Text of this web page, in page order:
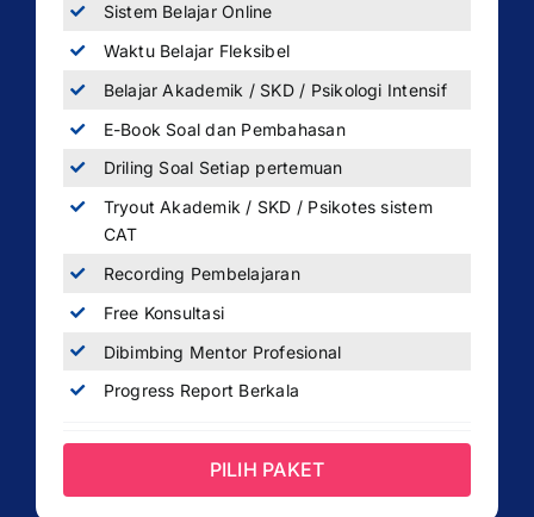
Sistem Belajar Online
Waktu Belajar Fleksibel
Belajar Akademik / SKD / Psikologi Intensif
E-Book Soal dan Pembahasan
Driling Soal Setiap pertemuan
Tryout Akademik / SKD / Psikotes sistem
CAT
Recording Pembelajaran
Free Konsultasi
Dibimbing Mentor Profesional
Progress Report Berkala
PILIH PAKET